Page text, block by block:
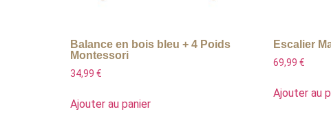
Balance en bois bleu + 4 Poids
Montessori
34,99 €
Ajouter au panier
Escalier
69,99 €
Ajouter au